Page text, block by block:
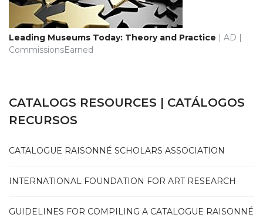
Leading Museums Today: Theory and Practice | AD |
CommissionsEarned
CATALOGS RESOURCES | CATÁLOGOS
RECURSOS
CATALOGUE RAISONNÉ SCHOLARS ASSOCIATION
INTERNATIONAL FOUNDATION FOR ART RESEARCH
GUIDELINES FOR COMPILING A CATALOGUE RAISONNÉ